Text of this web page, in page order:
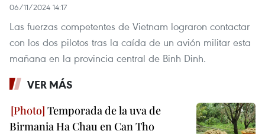
06/11/2024 14:17
Las fuerzas competentes de Vietnam lograron contactar
con los dos pilotos tras la caída de un avión militar esta
mañana en la provincia central de Binh Dinh.
VER MÁS
Temporada de la uva de
Birmania Ha Chau en Can Tho